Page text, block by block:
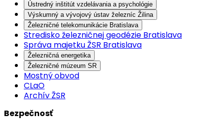
Ústredný inštitút vzdelávania a psychológie
Výskumný a vývojový ústav železníc Žilina
Železničné telekomunikácie Bratislava
Stredisko železničnej geodézie Bratislava
Správa majetku ŽSR Bratislava
Železničná energetika
Železničné múzeum SR
Mostný obvod
CLaO
Archív ŽSR
Bezpečnosť